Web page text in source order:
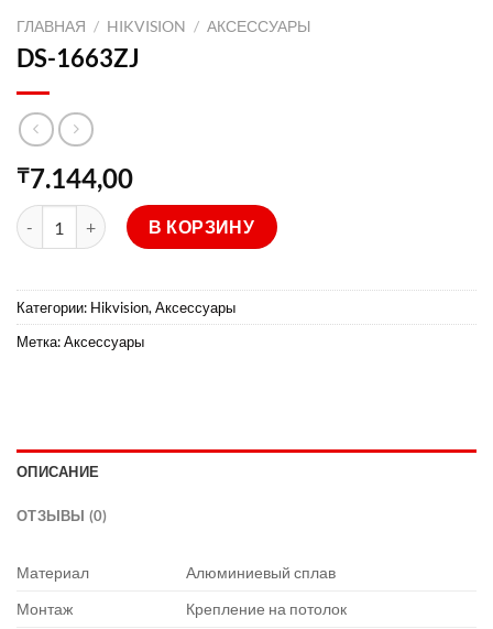
ГЛАВНАЯ / HIKVISION / АКСЕССУАРЫ
DS-1663ZJ
₸7.144,00
Количество товара DS-1663ZJ
В КОРЗИНУ
Категории: Hikvision, Аксессуары
Метка:Аксессуары
ОПИСАНИЕ
ОТЗЫВЫ (0)
Материал
Алюминиевый сплав
Монтаж
Крепление на потолок